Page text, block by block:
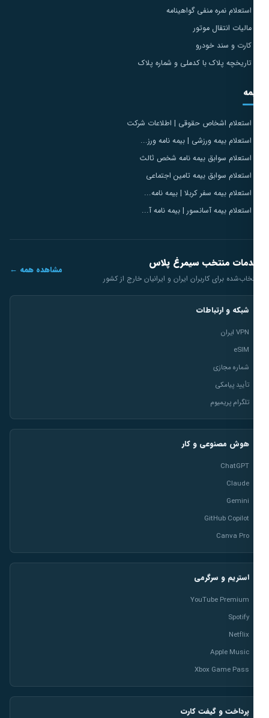
استعلام نمره منفی گواهینامه
مالیات انتقال موتور
کارت و سند خودرو
تاریخچه پلاک با کدملی و شماره پلاک
استعلام اشخاص حقوقی | اطلاعات شرکت
استعلام بیمه ورزشی | بیمه نامه ورز...
استعلام سوابق بیمه نامه شخص ثالث
استعلام سوابق بیمه تامین اجتماعی
استعلام بیمه سفر کربلا | بیمه نامه...
استعلام بیمه آسانسور | بیمه نامه آ...
منتخب سیمرغ پلاس
برای کاربران ایران و ایرانیان خارج از کشور
مشاهده همه ←
شبکه و ارتباطات
شماره مجازی
تأیید پیامکی
تلگرام پریمیوم
هوش مصنوعی و کار
ChatGPT
Claude
Gemini
GitHub Copilot
Canva Pro
استریم و سرگرمی
YouTube Premium
Spotify
Netflix
Apple Music
Xbox Game Pass
پرداخت و گیفت کارت